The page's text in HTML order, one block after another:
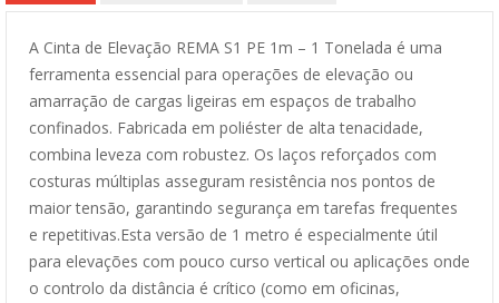
A Cinta de Elevação REMA S1 PE 1m – 1 Tonelada é uma
ferramenta essencial para operações de elevação ou
amarração de cargas ligeiras em espaços de trabalho
confinados. Fabricada em poliéster de alta tenacidade,
combina leveza com robustez. Os laços reforçados com
costuras múltiplas asseguram resistência nos pontos de
maior tensão, garantindo segurança em tarefas frequentes
e repetitivas.Esta versão de 1 metro é especialmente útil
para elevações com pouco curso vertical ou aplicações onde
o controlo da distância é crítico (como em oficinas,